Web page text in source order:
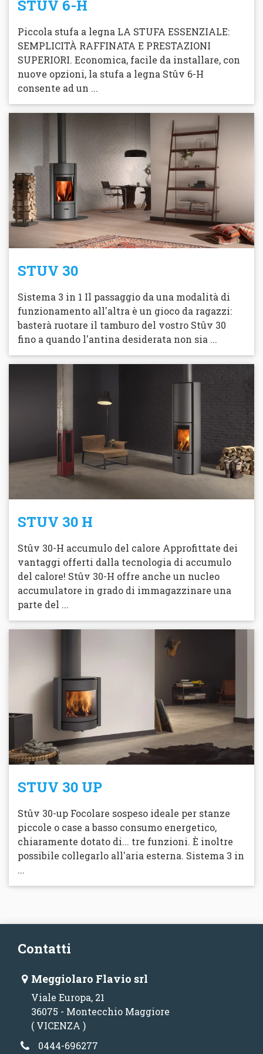
STUV 6-H
Piccola stufa a legna LA STUFA ESSENZIALE:
SEMPLICITÀ RAFFINATA E PRESTAZIONI
SUPERIORI. Economica, facile da installare, con
nuove opzioni, la stufa a legna Stûv 6-H
consente ad un ...
STUV 30
Sistema 3 in 1 Il passaggio da una modalità di
funzionamento all'altra è un gioco da ragazzi:
basterà ruotare il tamburo del vostro Stûv 30
fino a quando l'antina desiderata non sia ...
STUV 30 H
Stûv 30-H accumulo del calore Approfittate dei
vantaggi offerti dalla tecnologia di accumulo
del calore! Stûv 30-H offre anche un nucleo
accumulatore in grado di immagazzinare una
parte del ...
STUV 30 UP
Stûv 30-up Focolare sospeso ideale per stanze
piccole o case a basso consumo energetico,
chiaramente dotato di... tre funzioni. È inoltre
possibile collegarlo all'aria esterna. Sistema 3 in
...
Contatti
Meggiolaro Flavio srl
Viale Europa, 21
36075 - Montecchio Maggiore
( VICENZA )
0444-696277